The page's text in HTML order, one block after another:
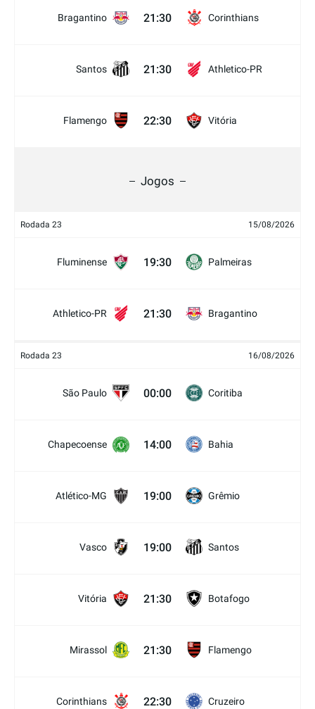
Bragantino 21:30 Corinthians
Santos 21:30 Athletico-PR
Flamengo 22:30 Vitória
Jogos
Rodada 23 15/08/2026
Fluminense 19:30 Palmeiras
Athletico-PR 21:30 Bragantino
Rodada 23 16/08/2026
São Paulo 00:00 Coritiba
Chapecoense 14:00 Bahia
Atlético-MG 19:00 Grêmio
Vasco 19:00 Santos
Vitória 21:30 Botafogo
Mirassol 21:30 Flamengo
Corinthians 22:30 Cruzeiro